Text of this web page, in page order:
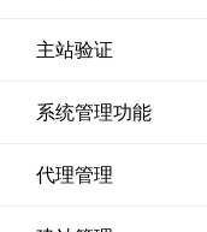
主站验证
系统管理功能
代理管理